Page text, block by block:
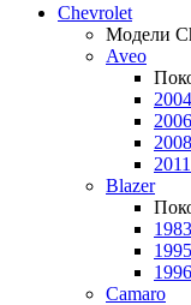
Chevrolet
Модели
Aveo
Blazer
Camaro